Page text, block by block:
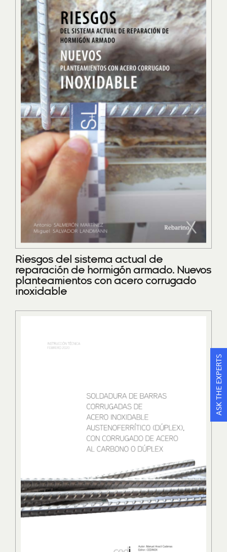
Riesgos del sistema actual de
reparación de hormigón armado. Nuevos
planteamientos con acero corrugado
inoxidable
ASK THE EXPERTS